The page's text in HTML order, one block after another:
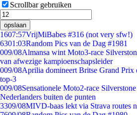
Scrollbar gebruiken
opslaan
1607:57VrijMiBabes #316 (not very sfw!)
6301:03Random Pics van de Dag #1981
009/08Almansa wint Moto3-race
van afwezige kampioenschapsleider
009/08Aprilia domineert Britse Grand Prix
top-3
009/08Sensationele Moto2-race
Nederlanders buiten de punten
3309/08MIVD-baas lekt via Strava routes